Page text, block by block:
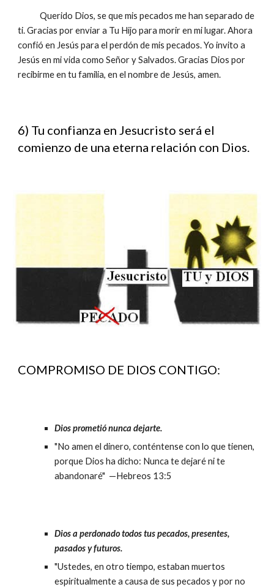
Querido Dios, se que mis pecados me han separado de
ti. Gracias por enviar a Tu Hijo para morir en mi lugar. Ahora
confió en Jesús para el perdón de mis pecados. Yo invito a
Jesús en mi vida como Señor y Salvados. Gracias Dios por
recibirme en tu familia, en el nombre de Jesús, amen.
6) Tu confianza en Jesucristo será el
comienzo de una eterna relación con Dios.
COMPROMISO DE DIOS CONTIGO:
Dios prometió nunca dejarte.
"No amen el dinero, conténtense con lo que tienen,
porque Dios ha dicho: Nunca te dejaré ni te
abandonaré" —Hebreos 13:5
Dios a perdonado todos tus pecados, presentes,
pasados y futuros.
"Ustedes, en otro tiempo, estaban muertos
espiritualmente a causa de sus pecados y por no